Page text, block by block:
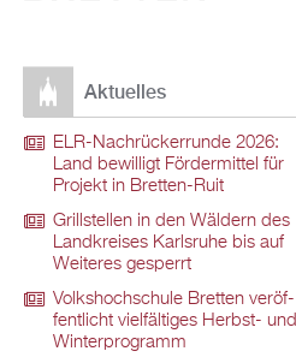
Ak­tu­el­les
ELR-Nach­rü­ck­er­run­de 2026:
Land be­wil­ligt För­der­mit­tel für
Pro­jekt in Brett­en-Ruit
Grill­stel­len in den Wäl­dern des
Land­krei­ses Karls­ru­he bis auf
Wei­te­res ge­sperrt
Volks­hoch­schu­le Brett­en ver­öf­
fent­licht viel­fäl­ti­ges Herbst- und
Win­ter­pro­gramm